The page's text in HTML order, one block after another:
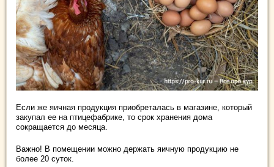
Если же яичная продукция приобреталась в магазине, который
закупал ее на птицефабрике, то срок хранения дома
сокращается до месяца.
Важно! В помещении можно держать яичную продукцию не
более 20 суток.